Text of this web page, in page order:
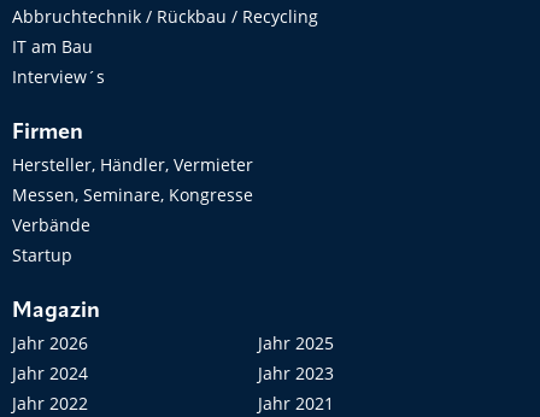
Abbruchtechnik / Rückbau / Recycling
IT am Bau
Interview´s
Firmen
Hersteller, Händler, Vermieter
Messen, Seminare, Kongresse
Verbände
Startup
Magazin
Jahr 2026
Jahr 2025
Jahr 2024
Jahr 2023
Jahr 2022
Jahr 2021